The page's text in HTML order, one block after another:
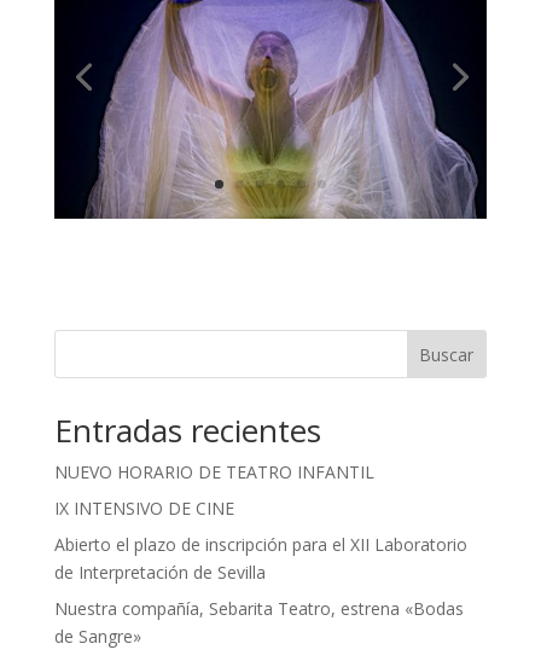
Buscar
Entradas recientes
NUEVO HORARIO DE TEATRO INFANTIL
IX INTENSIVO DE CINE
Abierto el plazo de inscripción para el XII Laboratorio
de Interpretación de Sevilla
Nuestra compañía, Sebarita Teatro, estrena «Bodas
de Sangre»